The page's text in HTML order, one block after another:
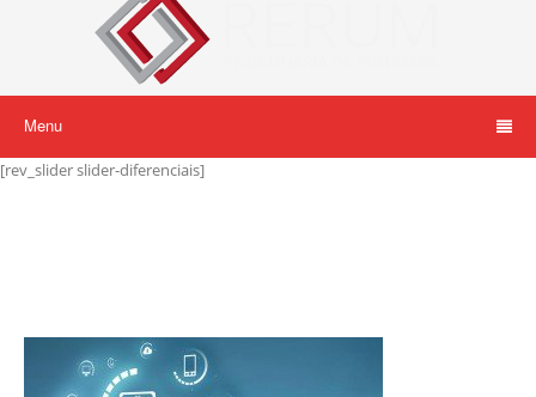
Menu
[rev_slider slider-diferenciais]